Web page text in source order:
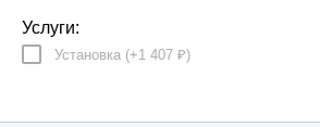
Услуги:
Установка (+1 407 ₽)